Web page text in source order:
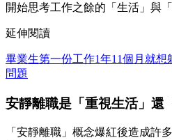
開始思考工作之餘的「生活」與「
延伸閱讀
畢業生第一份工作1年11個月就
問題
安靜離職是「重視生活」還
「安靜離職」概念爆紅後造成許